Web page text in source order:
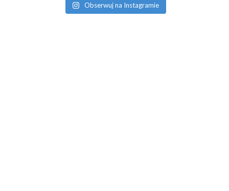
Obserwuj na Instagramie